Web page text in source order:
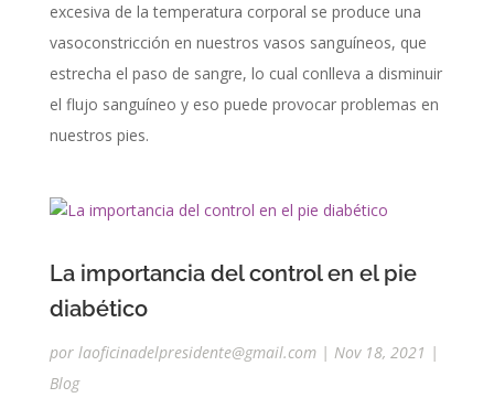
excesiva de la temperatura corporal se produce una
vasoconstricción en nuestros vasos sanguíneos, que
estrecha el paso de sangre, lo cual conlleva a disminuir
el flujo sanguíneo y eso puede provocar problemas en
nuestros pies.
La importancia del control en el pie
diabético
por laoficinadelpresidente@gmail.com| Nov 18, 2021 |
Blog